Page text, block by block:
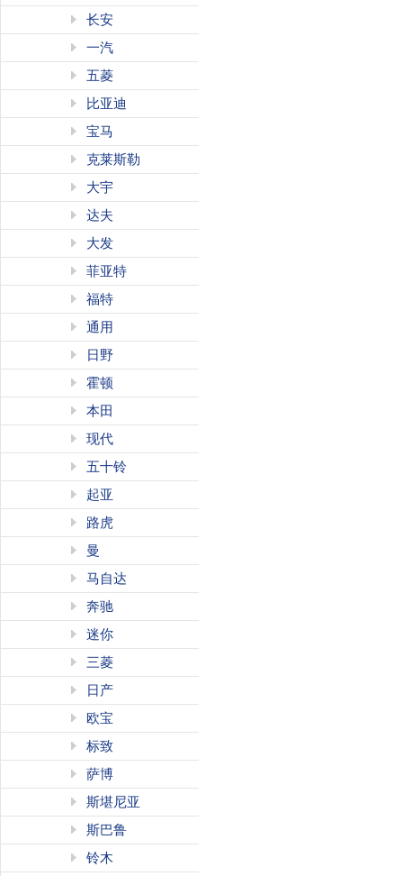
长安
一汽
五菱
比亚迪
宝马
克莱斯勒
大宇
达夫
大发
菲亚特
福特
通用
日野
霍顿
本田
现代
五十铃
起亚
路虎
曼
马自达
奔驰
迷你
三菱
日产
欧宝
标致
萨博
斯堪尼亚
斯巴鲁
铃木